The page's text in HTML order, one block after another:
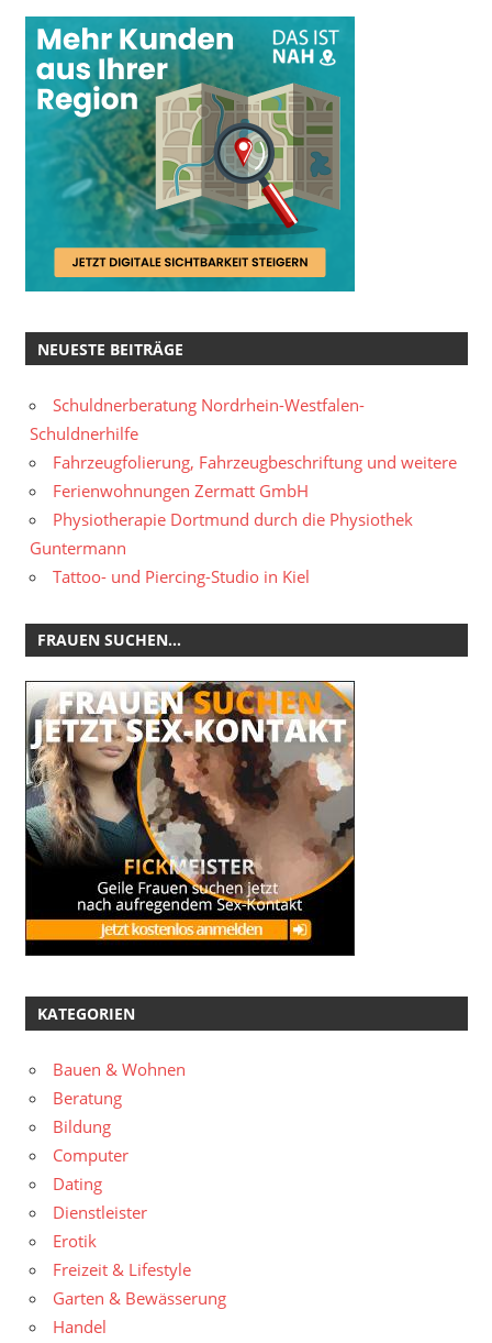
NEUESTE BEITRÄGE
Schuldnerberatung Nordrhein-Westfalen-
Schuldnerhilfe
Fahrzeugfolierung, Fahrzeugbeschriftung und weitere
Ferienwohnungen Zermatt GmbH
Physiotherapie Dortmund durch die Physiothek
Guntermann
Tattoo- und Piercing-Studio in Kiel
FRAUEN SUCHEN…
KATEGORIEN
Bauen & Wohnen
Beratung
Bildung
Computer
Dating
Dienstleister
Erotik
Freizeit & Lifestyle
Garten & Bewässerung
Handel